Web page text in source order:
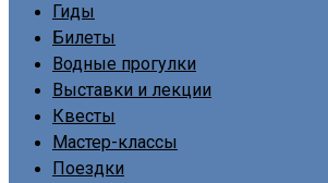
Гиды
Билеты
Водные прогулки
Выставки и лекции
Квесты
Мастер-классы
Поездки